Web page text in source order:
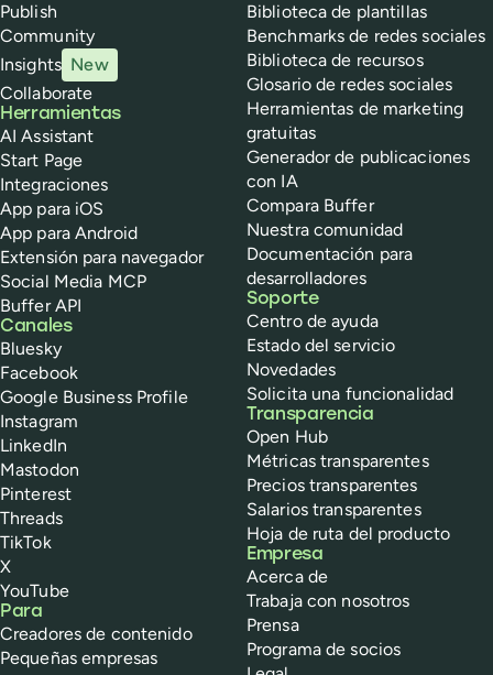
Publish
Community
Insights New
Collaborate
Herramientas
AI Assistant
Start Page
Integraciones
App para iOS
App para Android
Extensión para navegador
Social Media MCP
Buffer API
Canales
Bluesky
Facebook
Google Business Profile
Instagram
LinkedIn
Mastodon
Pinterest
Threads
TikTok
X
YouTube
Para
Creadores de contenido
Pequeñas empresas
Biblioteca de plantillas
Benchmarks de redes sociales
Biblioteca de recursos
Glosario de redes sociales
Herramientas de marketing
gratuitas
Generador de publicaciones
con IA
Compara Buffer
Nuestra comunidad
Documentación para
desarrolladores
Soporte
Centro de ayuda
Estado del servicio
Novedades
Solicita una funcionalidad
Transparencia
Open Hub
Métricas transparentes
Precios transparentes
Salarios transparentes
Hoja de ruta del producto
Empresa
Acerca de
Trabaja con nosotros
Prensa
Programa de socios